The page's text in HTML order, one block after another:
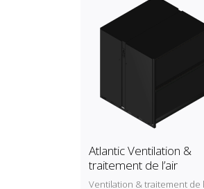
Atlantic Ventilation &
traitement de l’air
Ventilation & traitement de